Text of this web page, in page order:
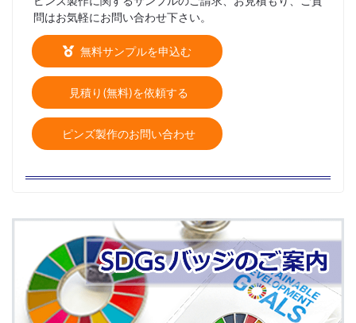
問はお気軽にお問い合わせ下さい。
無料サンプルを申込む
見積り(無料)を依頼する
ピンズ製作のお問い合わせ